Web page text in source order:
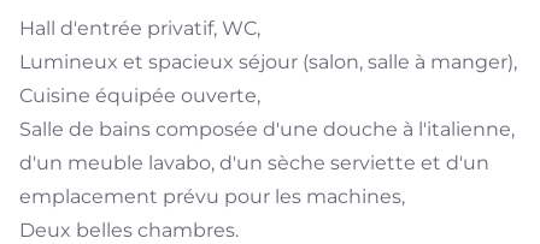
Hall d'entrée privatif, WC,
Lumineux et spacieux séjour (salon, salle à manger),
Cuisine équipée ouverte,
Salle de bains composée d'une douche à l'italienne,
d'un meuble lavabo, d'un sèche serviette et d'un
emplacement prévu pour les machines,
Deux belles chambres.